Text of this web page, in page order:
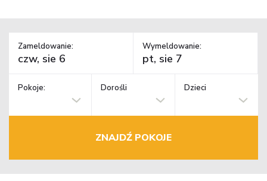
Zameldowanie: Wymeldowanie:
Pokoje: Dorośli Dzieci
ZNAJDŹ POKOJE